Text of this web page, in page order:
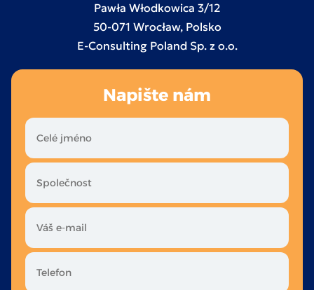
Pawła Włodkowica 3/12
50-071 Wrocław, Polsko
E-Consulting Poland Sp. z o.o.
Napište nám